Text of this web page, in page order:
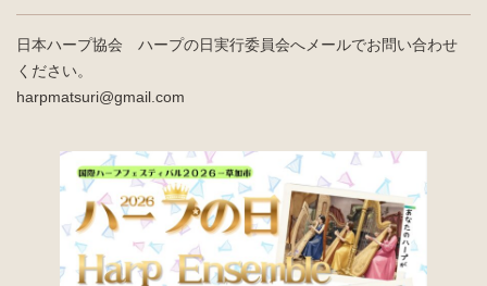
日本ハープ協会 ハープの日実行委員会へメールでお問い合わせ
ください。
harpmatsuri@gmail.com